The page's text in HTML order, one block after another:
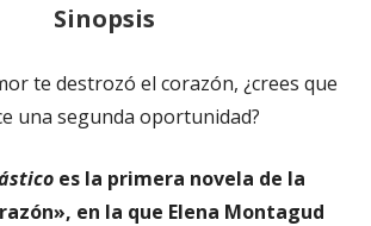
Sinopsis
te destrozó el corazón, ¿crees que
una segunda oportunidad?
es la primera novela de la
en la que Elena Montagud